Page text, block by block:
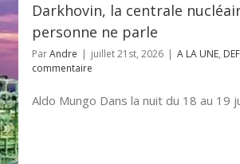
Darkhovin, la centrale
personne ne parle
ParAndre | juillet 21st, 2026 | A LA UNE,
commentaire
Aldo Mungo Dans la nuit du 18 au 19